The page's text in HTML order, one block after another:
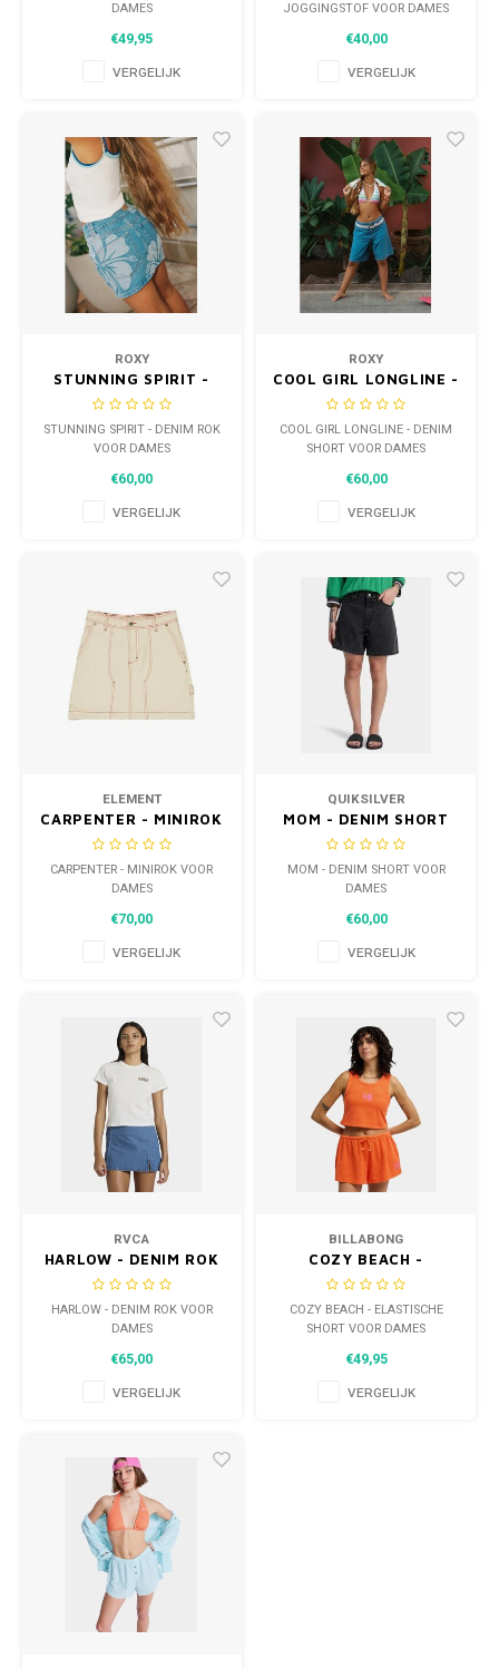
DAMES
€49,95
VERGELIJK
JOGGINGSTOF VOOR DAMES
€40,00
VERGELIJK
ROXY
STUNNING SPIRIT -
DENIM ROK VOOR
DAMES
STUNNING SPIRIT - DENIM ROK
VOOR DAMES
€60,00
VERGELIJK
ROXY
COOL GIRL LONGLINE -
DENIM SHORT VOOR
DAMES
COOL GIRL LONGLINE - DENIM
SHORT VOOR DAMES
€60,00
VERGELIJK
ELEMENT
CARPENTER - MINIROK
VOOR DAMES
CARPENTER - MINIROK VOOR
DAMES
€70,00
VERGELIJK
QUIKSILVER
MOM - DENIM SHORT
VOOR DAMES
MOM - DENIM SHORT VOOR
DAMES
€60,00
VERGELIJK
RVCA
HARLOW - DENIM ROK
VOOR DAMES
HARLOW - DENIM ROK VOOR
DAMES
€65,00
VERGELIJK
BILLABONG
COZY BEACH -
ELASTISCHE SHORT
VOOR DAMES
COZY BEACH - ELASTISCHE
SHORT VOOR DAMES
€49,95
VERGELIJK